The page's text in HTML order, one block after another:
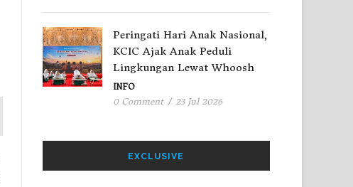
Peringati Hari Anak Nasional,
KCIC Ajak Anak Peduli
Lingkungan Lewat Whoosh
INFO
0 Comment / 23 Jul 2026
EXCLUSIVE